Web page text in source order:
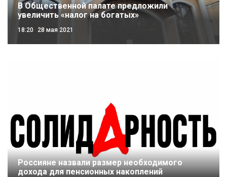
В Общественной палате предложили
увеличить «налог на богатых»
18:20 28 мая 2021
Россияне назвали размер необходимого
дохода для пенсионных накоплений